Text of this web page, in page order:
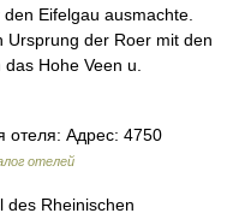
Eifelgau ausmachte.
Ursprung der Roer mit den
Hohe Veen u.
отеля: Адрес: 4750
отелей
Rheinischen